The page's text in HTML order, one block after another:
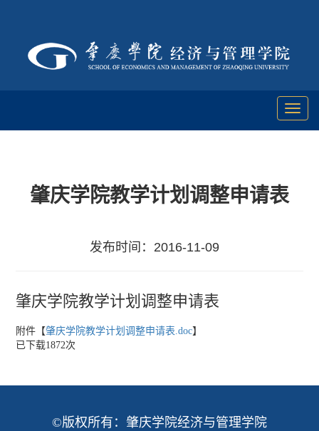
Toggle
肇庆学院教学计划调整申请表
发布时间：2016-11-09
肇庆学院教学计划调整申请表
附件【肇庆学院教学计划调整申请表.doc】
已下载1872次
©版权所有：肇庆学院经济与管理学院